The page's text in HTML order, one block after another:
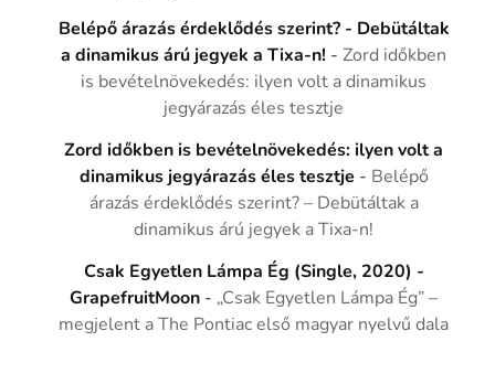
Belépő árazás érdeklődés szerint? - Debütáltak
a dinamikus árú jegyek a Tixa-n! -Zord időkben
is bevételnövekedés: ilyen volt a dinamikus
jegyárazás éles tesztje
Zord időkben is bevételnövekedés: ilyen volt a
dinamikus jegyárazás éles tesztje - Belépő
árazás érdeklődés szerint? – Debütáltak a
dinamikus árú jegyek a Tixa-n!
Csak Egyetlen Lámpa Ég (Single, 2020) -
GrapefruitMoon - „Csak Egyetlen Lámpa Ég” –
megjelent a The Pontiac első magyar nyelvű dala